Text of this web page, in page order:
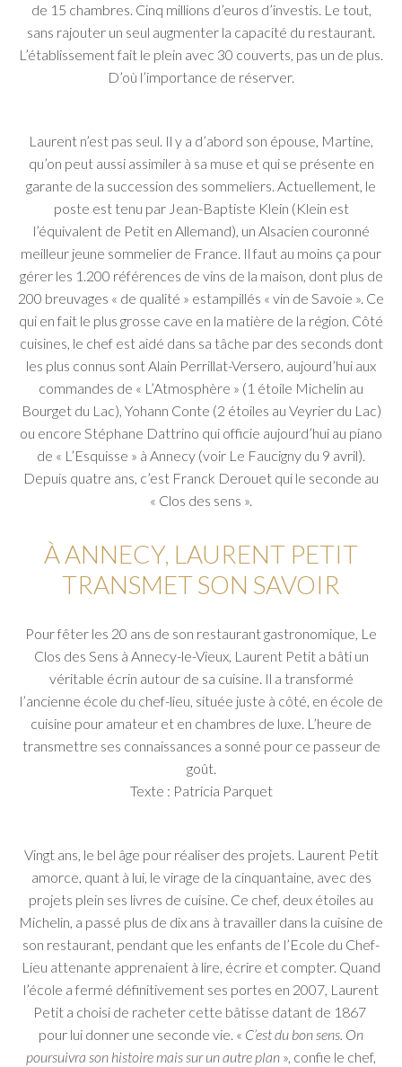
de 15 chambres. Cinq millions d’euros d’investis. Le tout,
sans rajouter un seul augmenter la capacité du restaurant.
L’établissement fait le plein avec 30 couverts, pas un de plus.
D’où l’importance de réserver.
Laurent n’est pas seul. Il y a d’abord son épouse, Martine,
qu’on peut aussi assimiler à sa muse et qui se présente en
garante de la succession des sommeliers. Actuellement, le
poste est tenu par Jean-Baptiste Klein (Klein est
l’équivalent de Petit en Allemand), un Alsacien couronné
meilleur jeune sommelier de France. Il faut au moins ça pour
gérer les 1.200 références de vins de la maison, dont plus de
200 breuvages « de qualité » estampillés « vin de Savoie ». Ce
qui en fait le plus grosse cave en la matière de la région. Côté
cuisines, le chef est aidé dans sa tâche par des seconds dont
les plus connus sont Alain Perrillat-Versero, aujourd’hui aux
commandes de « L’Atmosphère » (1 étoile Michelin au
Bourget du Lac), Yohann Conte (2 étoiles au Veyrier du Lac)
ou encore Stéphane Dattrino qui officie aujourd’hui au piano
de « L’Esquisse » à Annecy (voir Le Faucigny du 9 avril).
Depuis quatre ans, c’est Franck Derouet qui le seconde au
« Clos des sens ».
À ANNECY, LAURENT PETIT
TRANSMET SON SAVOIR
Pour fêter les 20 ans de son restaurant gastronomique, Le
Clos des Sens à Annecy-le-Vieux, Laurent Petit a bâti un
véritable écrin autour de sa cuisine. Il a transformé
l’ancienne école du chef-lieu, située juste à côté, en école de
cuisine pour amateur et en chambres de luxe. L’heure de
transmettre ses connaissances a sonné pour ce passeur de
goût.
Texte : Patricia Parquet
Vingt ans, le bel âge pour réaliser des projets. Laurent Petit
amorce, quant à lui, le virage de la cinquantaine, avec des
projets plein ses livres de cuisine. Ce chef, deux étoiles au
Michelin, a passé plus de dix ans à travailler dans la cuisine de
son restaurant, pendant que les enfants de l’Ecole du Chef-
Lieu attenante apprenaient à lire, écrire et compter. Quand
l’école a fermé définitivement ses portes en 2007, Laurent
Petit a choisi de racheter cette bâtisse datant de 1867
pour lui donner une seconde vie. « C’est du bon sens. On
poursuivra son histoire mais sur un autre plan », confie le chef,